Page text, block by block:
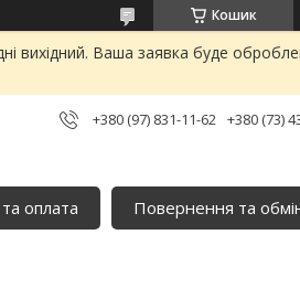
Кошик
вихідний. Ваша заявка буде
+380 (97) 831-11-62 +380 (73)
оплата
Повернення та